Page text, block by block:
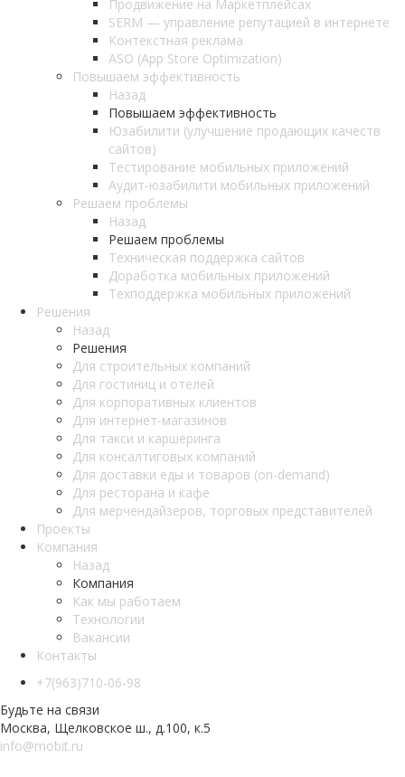
Продвижение на Маркетплейсах
SERM — управление репутацией в интернете
Контекстная реклама
ASO (App Store Optimization)
Повышаем эффективность
Назад
Повышаем эффективность
Юзабилити (улучшение продающих качеств
сайтов)
Тестирование мобильных приложений
Аудит-юзабилити мобильных приложений
Решаем проблемы
Назад
Решаем проблемы
Техническая поддержка сайтов
Доработка мобильных приложений
Техподдержка мобильных приложений
Решения
Назад
Решения
Для строительных компаний
Для гостиниц и отелей
Для корпоративных клиентов
Для интернет-магазинов
Для такси и каршеринга
Для консалтиговых компаний
Для доставки еды и товаров (on-demand)
Для ресторана и кафе
Для мерчендайзеров, торговых представителей
Проекты
Компания
Назад
Компания
Как мы работаем
Teхнологии
Вакансии
Контакты
+7(963)710-06-98
Будьте на связи
Москва, Щелковское ш., д.100, к.5
info@mobit.ru